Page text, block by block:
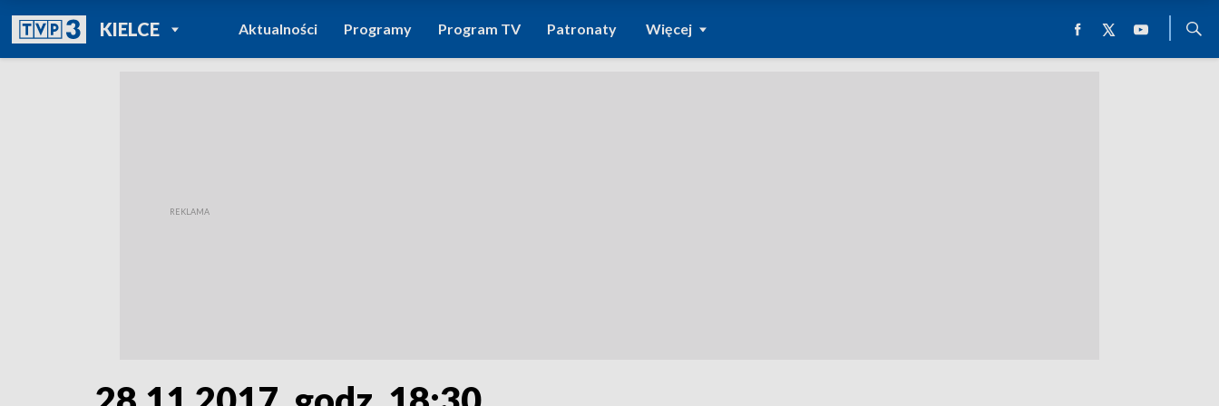
KIELCEPOWRÓT DO
TVP REGIONY
Aktualności Programy Program TV Patronaty Więcej